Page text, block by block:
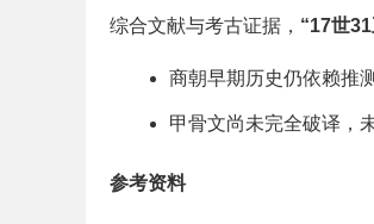
综合文献与考古证据， “17世
商朝早期历史仍依赖推
甲骨文尚未完全破译，
参考资料